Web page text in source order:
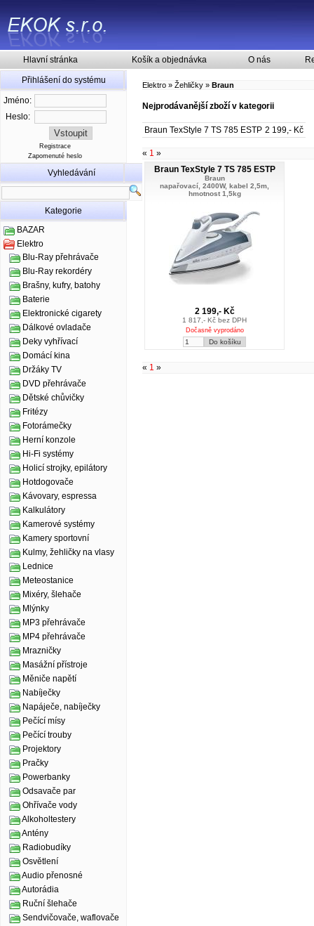
Hlavní stránka Košík a objednávka O nás
Přihlášení do systému
Jméno:
Heslo:
Registrace
Zapomenuté heslo
Vyhledávání
Kategorie
BAZAR
Elektro
Blu-Ray přehrávače
Blu-Ray rekordéry
Brašny, kufry, batohy
Baterie
Elektronické cigarety
Dálkové ovladače
Deky vyhřívací
Domácí kina
Držáky TV
DVD přehrávače
Dětské chůvičky
Fritézy
Fotorámečky
Herní konzole
Hi-Fi systémy
Holicí strojky, epilátory
Hotdogovače
Kávovary, espressa
Kalkulátory
Kamerové systémy
Kamery sportovní
Kulmy, žehličky na vlasy
Lednice
Meteostanice
Mixéry, šlehače
Mlýnky
MP3 přehrávače
MP4 přehrávače
Mrazničky
Masážní přístroje
Měniče napětí
Nabíječky
Napáječe, nabíječky
Pečící mísy
Pečící trouby
Projektory
Pračky
Powerbanky
Odsavače par
Ohřívače vody
Alkoholtestery
Antény
Radiobudíky
Osvětlení
Audio přenosné
Autorádia
Ruční šlehače
Sendvičovače, waflovače
Elektro » Žehličky » Braun
Nejprodávanější zboží v kategorii
Braun TexStyle 7 TS 785 ESTP 2 199,- Kč
« 1 »
Braun TexStyle 7 TS 785 ESTP
Braun
napařovací, 2400W, kabel 2,5m,
hmotnost 1,5kg
2 199,- Kč
1 817,- Kč bez DPH
Dočasně vyprodáno
« 1 »